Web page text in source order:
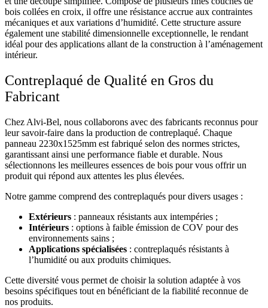
bois collées en croix, il offre une résistance accrue aux contraintes
mécaniques et aux variations d’humidité. Cette structure assure
également une stabilité dimensionnelle exceptionnelle, le rendant
idéal pour des applications allant de la construction à l’aménagement
intérieur.
Contreplaqué de Qualité en Gros du
Fabricant
Chez Alvi-Bel, nous collaborons avec des fabricants reconnus pour
leur savoir-faire dans la production de contreplaqué. Chaque
panneau 2230х1525mm est fabriqué selon des normes strictes,
garantissant ainsi une performance fiable et durable. Nous
sélectionnons les meilleures essences de bois pour vous offrir un
produit qui répond aux attentes les plus élevées.
Notre gamme comprend des contreplaqués pour divers usages :
Extérieurs : panneaux résistants aux intempéries ;
Intérieurs : options à faible émission de COV pour des
environnements sains ;
Applications spécialisées : contreplaqués résistants à
l’humidité ou aux produits chimiques.
Cette diversité vous permet de choisir la solution adaptée à vos
besoins spécifiques tout en bénéficiant de la fiabilité reconnue de
nos produits.